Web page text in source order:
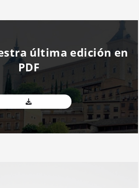
última edición en
PDF